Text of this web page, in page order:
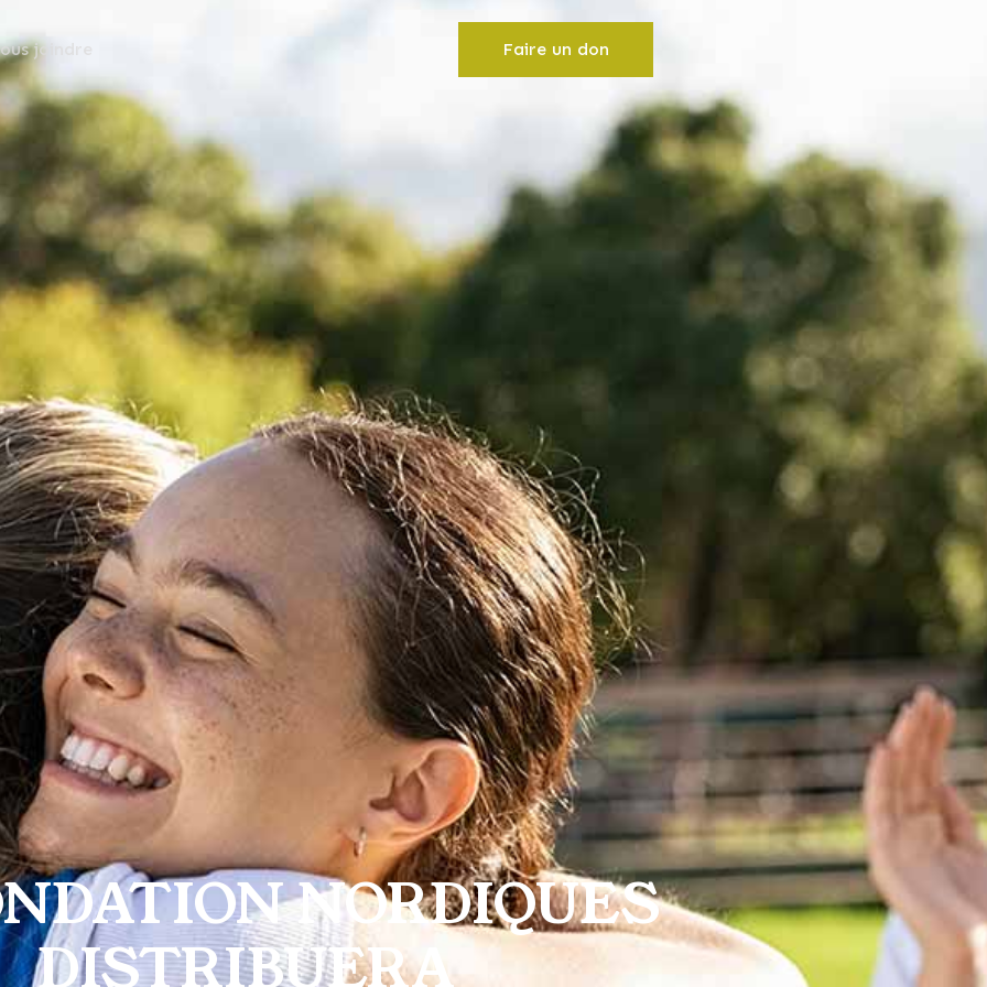
joindre Faire un don
NORDIQUES
DISTRIBUERA